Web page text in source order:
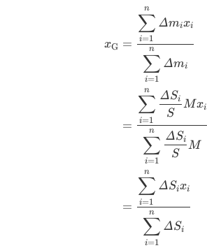
xG =
i=1
∑
n
Δmi
i=1
∑
n
Δmixi
=
i=1
∑
n
S
ΔSi M
i=1
∑
n
S
ΔSi Mxi
=
i=1
∑
n
ΔSi
i=1
∑
n
ΔSixi